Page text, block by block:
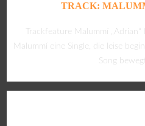
TRACK:
Trackfeature Malummí
Malummí eine Single, die leise
Song